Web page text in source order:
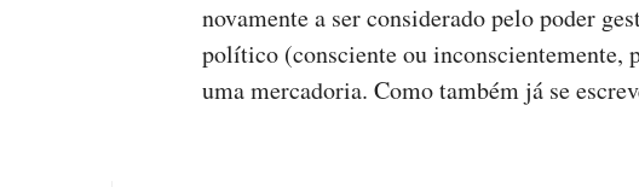
novamente a ser considerado pelo poder
político (consciente ou inconscientemente,
uma mercadoria. Como também já se